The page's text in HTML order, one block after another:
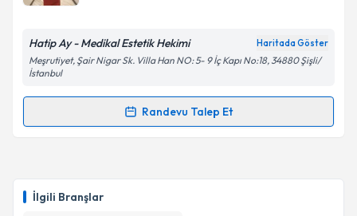
İlgili Branşlar
Kişisel verilerimin işlenmesine ilişkinAydınlatma
kapsamda işlenmesini kabul ediyorum.
Hatip Ay - Medikal Estetik Hekimi Haritada Göster
Meşrutiyet, Şair Nigar Sk. Villa Han NO: 5- 9 İç Kapı No:18, 34880 Şişli/
İstanbul
Randevu Talep Et
Randevu Takvimi Talebi
hazırlandığında e-posta ile bilgilendireceğiz.